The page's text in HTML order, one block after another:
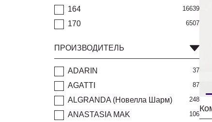
164 16639
170 6507
ПРОИЗВОДИТЕЛЬ
ADARIN 37
AGATTI 87
ALGRANDA (Новелла Шарм) 248
ANASTASIA MAK 106